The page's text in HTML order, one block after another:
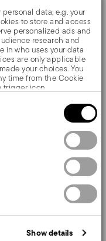
data, e.g. your
to store and access
personalized ads and
research and
in who uses your data
are only applicable
your choices. You
time from the Cookie
icon.
location
it for specific
is processed and set
ads, to provide social
also share
our social media,
combine it with other
Show details
più un secolo -
treni della
porta in tavola la
in alpacca,
in argento
i raffinati decori